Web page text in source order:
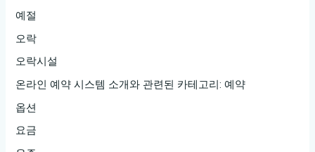
예절
오락
오락시설
온라인 예약 시스템 소개와 관련된 카테고리: 예약
옵션
요금